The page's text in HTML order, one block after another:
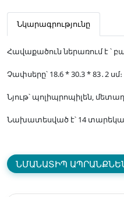
Նկարագրությունը
Հավաքածուն ներառում է ՝
Չափսերը՝ 18.6 * 30.3 * 83․2 սմ։
Նյութ՝ պոլիպրոպիլեն,
Նախատեսված է՝ 14
ՆՄԱՆԱՏԻՊ